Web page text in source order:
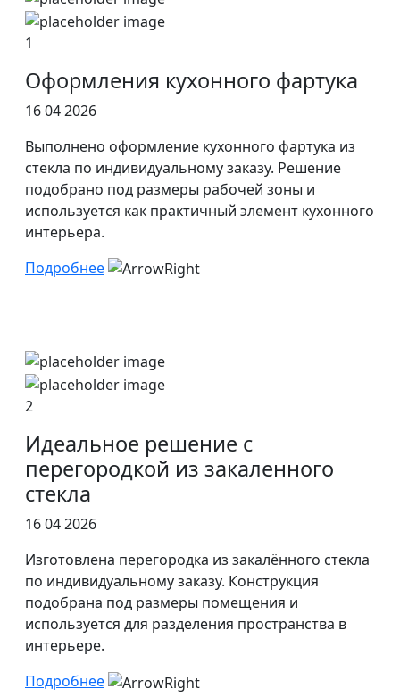
1
Оформления кухонного фартука
16 04 2026
Выполнено оформление кухонного фартука из
стекла по индивидуальному заказу. Решение
подобрано под размеры рабочей зоны и
используется как практичный элемент кухонного
интерьера.
Подробнее
2
Идеальное решение с
перегородкой из закаленного
стекла
16 04 2026
Изготовлена перегородка из закалённого стекла
по индивидуальному заказу. Конструкция
подобрана под размеры помещения и
используется для разделения пространства в
интерьере.
Подробнее